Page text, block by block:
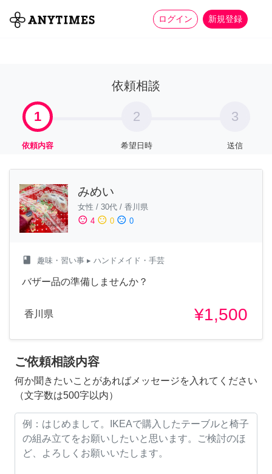
ログイン 新規登録
全て 家事 more_horiz
依頼相談
1
依頼内容
2
希望日時
3
送信
みめい
女性 / 30代 / 香川県
sentiment_satisfied 4 sentiment_neutral 0 sentiment_dissatisfied 0
class 趣味・習い事 ▸ ハンドメイド・手芸
バザー品の準備しませんか？
香川県 ¥1,500
ご依頼相談内容
何か聞きたいことがあればメッセージを入れてください
（文字数は500字以内）